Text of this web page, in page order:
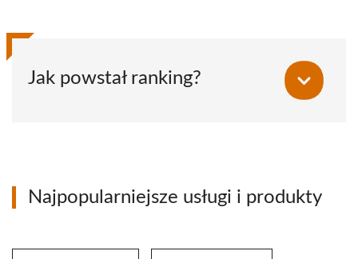
Jak powstał ranking?
Najpopularniejsze usługi i produkty